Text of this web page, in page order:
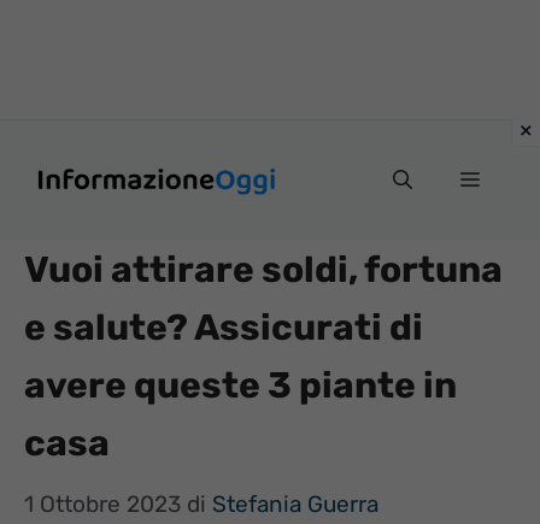
Menu
Vuoi attirare soldi, fortuna
e salute? Assicurati di
avere queste 3 piante in
casa
1 Ottobre 2023 di Stefania Guerra